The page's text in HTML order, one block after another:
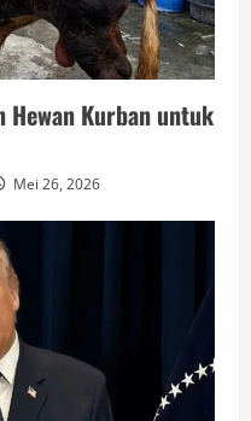
Hewan Kurban untuk
Mei 26, 2026